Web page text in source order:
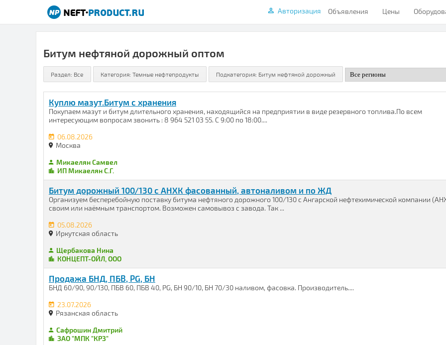
Объявления Цены
Авторизация
Битум нефтяной дорожный оптом
Куплю мазут.Битум с хранения
Покупаем мазут и битум длительного хранения, находящийся на предприятии в виде резервного топлива.По всем
интересующим вопросам звонить : 8 964 521 03 55. С 9:00 по 18:00....
06.08.2026
Москва
Микаелян Самвел
ИП Микаелян С.Г.
Битум дорожный 100/130 с АНХК фасованный, автоналивом и по ЖД
Организуем бесперебойную поставку битума нефтяного дорожного 100/130 с Ангарской нефтехимической компании
своим или наёмным транспортом. Возможен самовывоз с завода. Так ...
05.08.2026
Иркутская область
Щербакова Нина
КОНЦЕПТ-ОЙЛ, ООО
Продажа БНД, ПБВ, PG, БН
БНД 60/90, 90/130, ПБВ 60, ПБВ 40, PG, БН 90/10, БН 70/30 наливом, фасовка. Производитель....
23.07.2026
Рязанская область
Сафрошин Дмитрий
ЗАО "МПК "КРЗ"